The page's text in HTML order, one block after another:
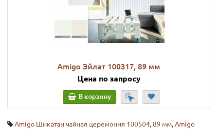
Amigo Эйлат 100317, 89 мм
Цена по запросу
В корзину
Amigo Шикатан чайная церемония 100504,89 мм,Amigo